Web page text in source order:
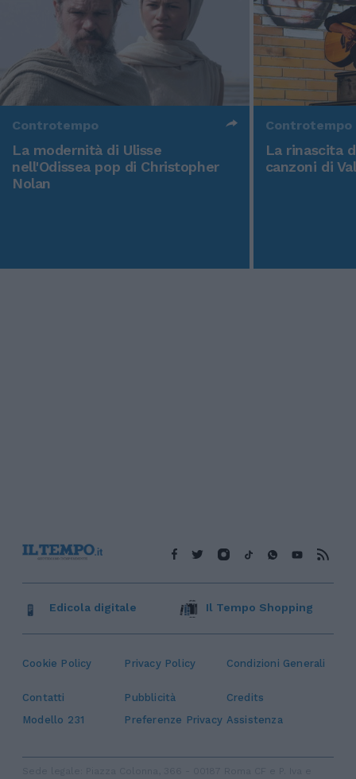
Controtempo
La modernità di Ulisse
nell'Odissea pop di Christopher
Nolan
Controtempo
La rinascita
canzoni di
Cookie Policy Privacy Policy Condizioni Generali
Contatti Pubblicità
Credits
Modello 231
Preferenze Privacy Assistenza
Edicola digitale Il Tempo Shopping